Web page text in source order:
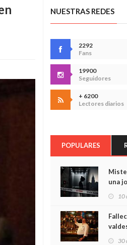
NUESTRAS REDES
2292
Fans
19900
Seguidores
+ 6200
Lectores diarios
POPULARES
una
10
30